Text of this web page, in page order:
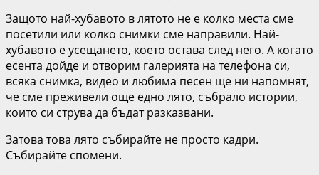
Защото най-хубавото в лятото не е колко места сме
посетили или колко снимки сме направили. Най-
хубавото е усещането, което остава след него. А когато
есента дойде и отворим галерията на телефона си,
всяка снимка, видео и любима песен ще ни напомнят,
че сме преживели още едно лято, събрало истории,
които си струва да бъдат разказвани.
Затова това лято събирайте не просто кадри.
Събирайте спомени.